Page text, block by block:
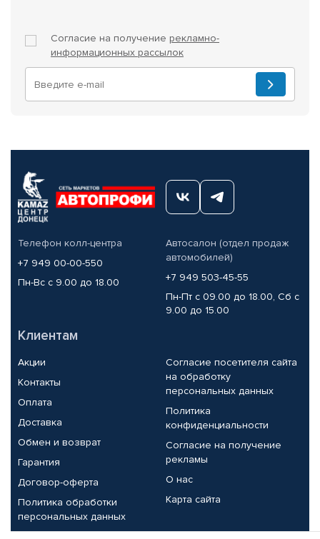
Согласие на получение рекламно-
информационных рассылок
Телефон колл-центра
+7 949 00-00-550
Пн-Вс с 9.00 до 18.00
Автосалон (отдел продаж
автомобилей)
+7 949 503-45-55
Пн-Пт с 09.00 до 18.00, Сб с
9.00 до 15.00
Клиентам
Акции
Контакты
Оплата
Доставка
Обмен и возврат
Гарантия
Договор-оферта
Политика обработки
персональных данных
Согласие посетителя сайта
на обработку
персональных данных
Политика
конфиденциальности
Согласие на получение
рекламы
О нас
Карта сайта